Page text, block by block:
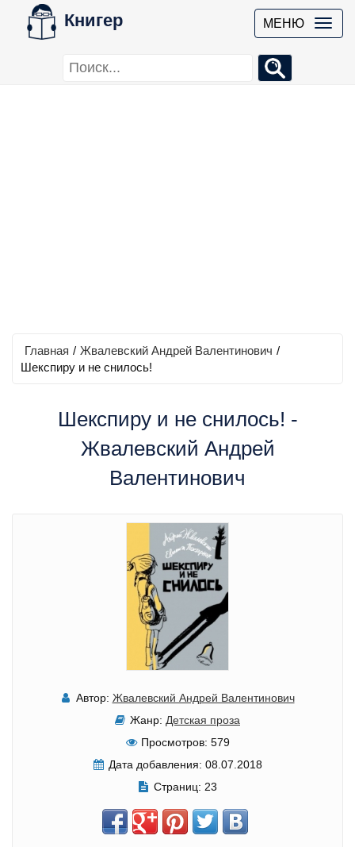
Книгер МЕНЮ
Главная / Жвалевский Андрей Валентинович /
Шекспиру и не снилось!
Шекспиру и не снилось! -
Жвалевский Андрей
Валентинович
Автор: Жвалевский Андрей Валентинович
Жанр: Детская проза
Просмотров: 579
Дата добавления: 08.07.2018
Страниц: 23